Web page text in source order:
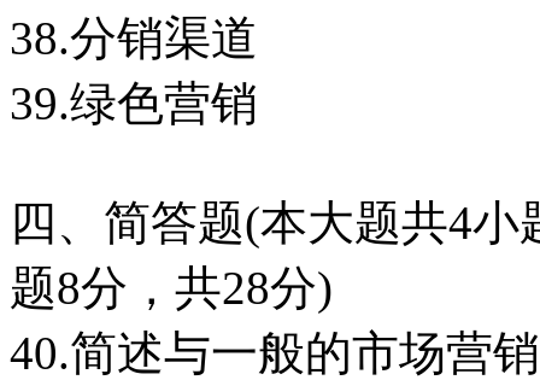
38.分销渠道
39.绿色营销
四、简答题(本大题共4小
题8分，共28分)
40.简述与一般的市场营